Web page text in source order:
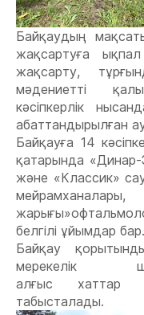
Байқаудың
жақсартуға
жақсарту,
мәдениетті
кәсіпкерлік
абаттандырылған
Байқауға 14
қатарында
және «Классик»
жарығы»
белгілі ұйымдар бар.
Байқау қ
мерекелік
алғыс хаттар
табысталады.